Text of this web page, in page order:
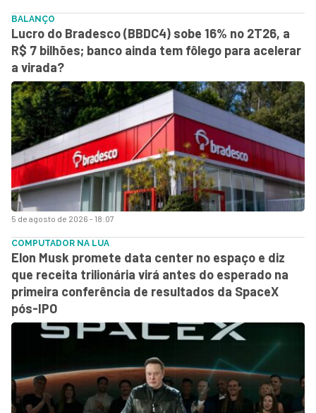
5 de agosto de 2026 - 18:07
BALANÇO
Lucro do Bradesco (BBDC4) sobe 16% no 2T26, a
R$ 7 bilhões; banco ainda tem fôlego para acelerar
a virada?
COMPUTADOR NA LUA
Elon Musk promete data center no espaço e diz
que receita trilionária virá antes do esperado na
primeira conferência de resultados da SpaceX
pós-IPO